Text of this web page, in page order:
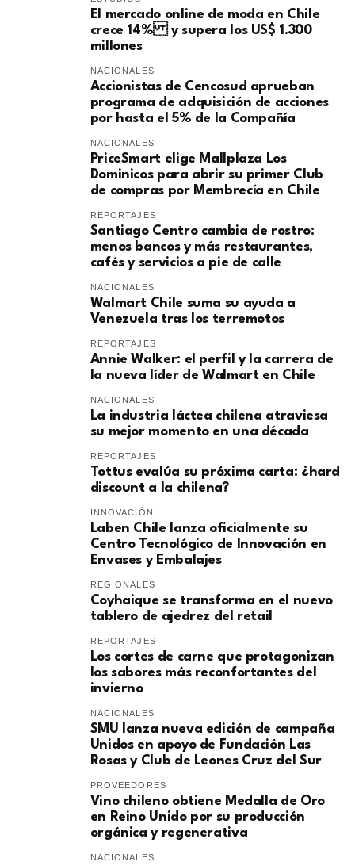
El mercado online de moda en Chile
crece 14% y supera los US$ 1.300
millones
NACIONALES
Accionistas de Cencosud aprueban
programa de adquisición de acciones
por hasta el 5% de la Compañía
NACIONALES
PriceSmart elige Mallplaza Los
Dominicos para abrir su primer Club
de compras por Membrecía en Chile
REPORTAJES
Santiago Centro cambia de rostro:
menos bancos y más restaurantes,
cafés y servicios a pie de calle
NACIONALES
Walmart Chile suma su ayuda a
Venezuela tras los terremotos
REPORTAJES
Annie Walker: el perfil y la carrera de
la nueva líder de Walmart en Chile
NACIONALES
La industria láctea chilena atraviesa
su mejor momento en una década
REPORTAJES
Tottus evalúa su próxima carta: ¿hard
discount a la chilena?
INNOVACIÓN
Laben Chile lanza oficialmente su
Centro Tecnológico de Innovación en
Envases y Embalajes
REGIONALES
Coyhaique se transforma en el nuevo
tablero de ajedrez del retail
REPORTAJES
Los cortes de carne que protagonizan
los sabores más reconfortantes del
invierno
NACIONALES
SMU lanza nueva edición de campaña
Unidos en apoyo de Fundación Las
Rosas y Club de Leones Cruz del Sur
PROVEEDORES
Vino chileno obtiene Medalla de Oro
en Reino Unido por su producción
orgánica y regenerativa
NACIONALES